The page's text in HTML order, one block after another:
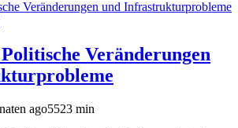
Veränderungen
ago5523 min